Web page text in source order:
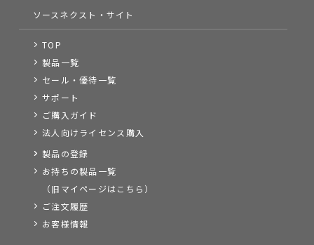
ソースネクスト・サイト
TOP
製品一覧
セール・優待一覧
サポート
ご購入ガイド
法人向けライセンス購入
製品の登録
お持ちの製品一覧
（旧マイページはこちら）
ご注文履歴
お客様情報